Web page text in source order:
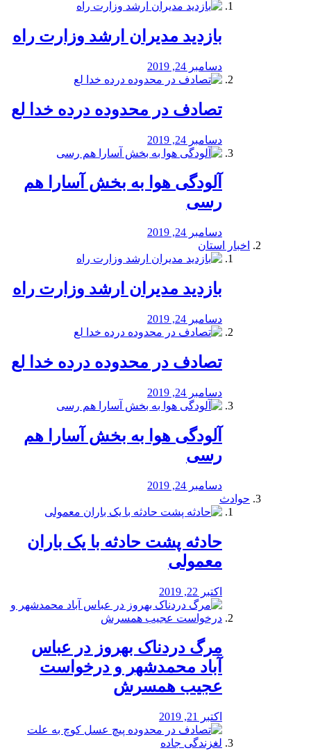
بازدید مدیران ارشد وزارت راه
دسامبر 24, 2019
تصادف در محدوده درده خدا لع
دسامبر 24, 2019
آلودگی هوا به بخش آسارا هم
رسی
دسامبر 24, 2019
اخبار استان
بازدید مدیران ارشد وزارت راه
دسامبر 24, 2019
تصادف در محدوده درده خدا لع
دسامبر 24, 2019
آلودگی هوا به بخش آسارا هم
رسی
دسامبر 24, 2019
حوادث
️حادثه پشت حادثه با یک باران
معمولی
اکتبر 22, 2019
مرگ دردناک بهروز در عباس
آباد محمدشهر و درخواست
عجیب همسرش
اکتبر 21, 2019